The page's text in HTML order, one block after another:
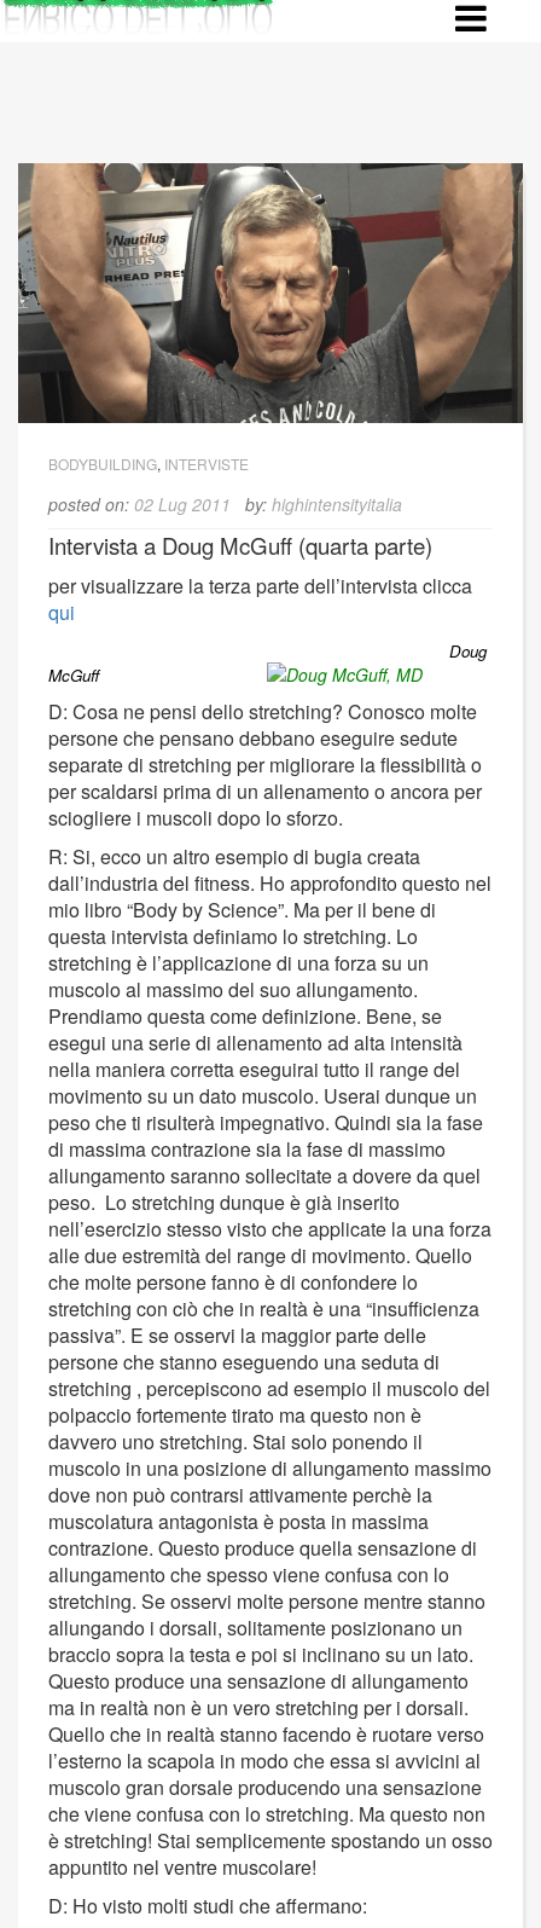
Skip
BODYBUILDING, INTERVISTE
posted on: 02 Lug 2011 by: highintensityitalia
Intervista a Doug McGuff (quarta parte)
per visualizzare la terza parte dell’intervista clicca
qui
Doug
McGuff
D: Cosa ne pensi dello stretching? Conosco molte
persone che pensano debbano eseguire sedute
separate di stretching per migliorare la flessibilità o
per scaldarsi prima di un allenamento o ancora per
sciogliere i muscoli dopo lo sforzo.
R: Si, ecco un altro esempio di bugia creata
dall’industria del fitness. Ho approfondito questo nel
mio libro “Body by Science”. Ma per il bene di
questa intervista definiamo lo stretching. Lo
stretching è l’applicazione di una forza su un
muscolo al massimo del suo allungamento.
Prendiamo questa come definizione. Bene, se
esegui una serie di allenamento ad alta intensità
nella maniera corretta eseguirai tutto il range del
movimento su un dato muscolo. Userai dunque un
peso che ti risulterà impegnativo. Quindi sia la fase
di massima contrazione sia la fase di massimo
allungamento saranno sollecitate a dovere da quel
peso. Lo stretching dunque è già inserito
nell’esercizio stesso visto che applicate la una forza
alle due estremità del range di movimento. Quello
che molte persone fanno è di confondere lo
stretching con ciò che in realtà è una “insufficienza
passiva”. E se osservi la maggior parte delle
persone che stanno eseguendo una seduta di
stretching , percepiscono ad esempio il muscolo del
polpaccio fortemente tirato ma questo non è
davvero uno stretching. Stai solo ponendo il
muscolo in una posizione di allungamento massimo
dove non può contrarsi attivamente perchè la
muscolatura antagonista è posta in massima
contrazione. Questo produce quella sensazione di
allungamento che spesso viene confusa con lo
stretching. Se osservi molte persone mentre stanno
allungando i dorsali, solitamente posizionano un
braccio sopra la testa e poi si inclinano su un lato.
Questo produce una sensazione di allungamento
ma in realtà non è un vero stretching per i dorsali.
Quello che in realtà stanno facendo è ruotare verso
l’esterno la scapola in modo che essa si avvicini al
muscolo gran dorsale producendo una sensazione
che viene confusa con lo stretching. Ma questo non
è stretching! Stai semplicemente spostando un osso
appuntito nel ventre muscolare!
D: Ho visto molti studi che affermano: